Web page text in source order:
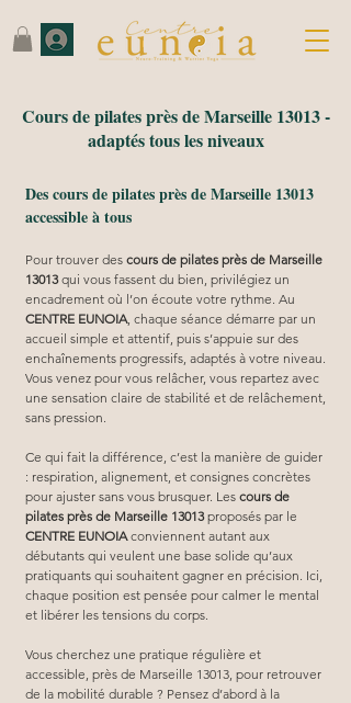
Cours de pilates près de Marseille 13013 -
adaptés tous les niveaux
Des cours de pilates près de Marseille 13013
accessible à tous
Pour trouver des cours de pilates près de Marseille
13013 qui vous fassent du bien, privilégiez un
encadrement où l’on écoute votre rythme. Au
CENTRE EUNOIA, chaque séance démarre par un
accueil simple et attentif, puis s’appuie sur des
enchaînements progressifs, adaptés à votre niveau.
Vous venez pour vous relâcher, vous repartez avec
une sensation claire de stabilité et de relâchement,
sans pression.
Ce qui fait la différence, c’est la manière de guider
: respiration, alignement, et consignes concrètes
pour ajuster sans vous brusquer. Les cours de
pilates près de Marseille 13013 proposés par le
CENTRE EUNOIA conviennent autant aux
débutants qui veulent une base solide qu’aux
pratiquants qui souhaitent gagner en précision. Ici,
chaque position est pensée pour calmer le mental
et libérer les tensions du corps.
Vous cherchez une pratique régulière et
accessible, près de Marseille 13013, pour retrouver
de la mobilité durable ? Pensez d’abord à la